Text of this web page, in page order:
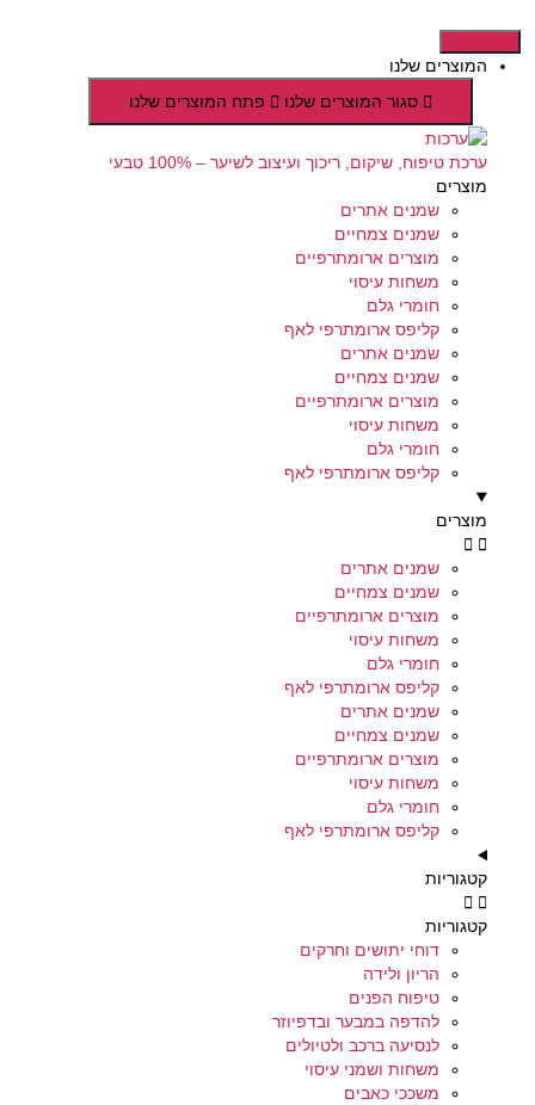
לתוכן
המוצרים שלנו
סגור המוצרים שלנו
פתח המוצרים שלנו
ערכת טיפוח, שיקום, ריכוך ועיצוב לשיער – 100% טבעי
מוצרים
שמנים אתרים
שמנים צמחיים
מוצרים ארומתרפיים
משחות עיסוי
חומרי גלם
קליפס ארומתרפי לאף
שמנים אתרים
שמנים צמחיים
מוצרים ארומתרפיים
משחות עיסוי
חומרי גלם
קליפס ארומתרפי לאף
מוצרים
שמנים אתרים
שמנים צמחיים
מוצרים ארומתרפיים
משחות עיסוי
חומרי גלם
קליפס ארומתרפי לאף
שמנים אתרים
שמנים צמחיים
מוצרים ארומתרפיים
משחות עיסוי
חומרי גלם
קליפס ארומתרפי לאף
קטגוריות
קטגוריות
דוחי יתושים וחרקים
הריון ולידה
טיפוח הפנים
להדפה במבער ובדפיוזר
לנסיעה ברכב ולטיולים
משחות ושמני עיסוי
משככי כאבים